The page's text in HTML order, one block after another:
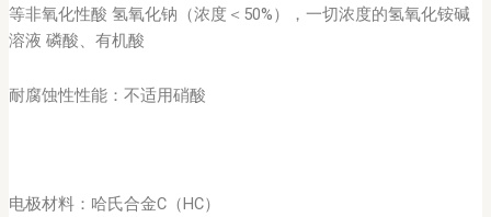
等非氧化性酸 氢氧化钠（浓度＜50%），一切浓度的氢氧化铵碱
溶液 磷酸、有机酸
耐腐蚀性性能：不适用硝酸
电极材料：哈氏合金C（HC）